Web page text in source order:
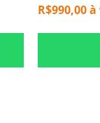
R$990,00à